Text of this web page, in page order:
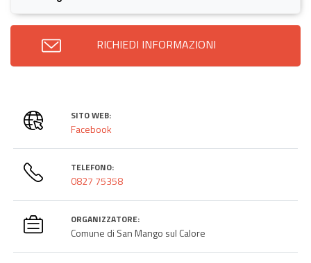
RICHIEDI INFORMAZIONI
SITO WEB:
Facebook
TELEFONO:
0827 75358
ORGANIZZATORE:
Comune di San Mango sul Calore